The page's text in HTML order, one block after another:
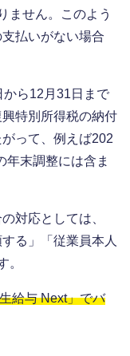
ません。このよう
払いがない場合
ら12月31日まで
特別所得税の納付
って、例えば202
年末調整には含ま
対応としては、
る」「従業員本人
。
給与 Next」でバ